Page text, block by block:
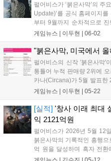
펄어비스가 ‘붉은사막’의 주
Update)’를 공식 홈페이지
부터 9월까지 순차적으로
텐츠 추가 및 기존 콘텐츠
로운 변화를 예고했다. 봉쇄
게임뉴스 | 이두현 06-02
"붉은사막, 미국에서
펄어비스의 신작 '붉은사막'
통틀어 누적 판매량 2위에
카나(Circana)가 5월 발표한
면, 붉은사막은 5월 2일 기
게임뉴스 | 이두현 05-22
[실적] '창사 이래 최대
익 2121억원
펄어비스가 2026년 5월 12
붉은사막의 기록적인 흥행
억 원을 달성하며 흑자 전환
만에 500만 장 판매를 돌파